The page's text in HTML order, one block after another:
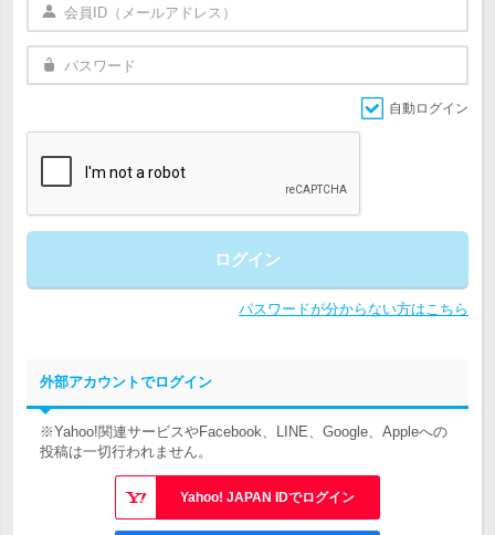
自動ログイン
ログイン
パスワードが分からない方はこちら
外部アカウントでログイン
※Yahoo!関連サービスやFacebook、LINE、Google、Appleへの
投稿は一切行われません。
Yahoo! JAPAN IDでログイン